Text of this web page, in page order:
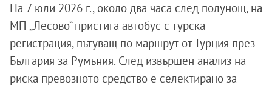
На 7 юли 2026 г., около два часа след полунощ, на
МП „Лесово“ пристига автобус с турска
регистрация, пътуващ по маршрут от Турция през
България за Румъния. След извършен анализ на
риска превозното средство е селектирано за